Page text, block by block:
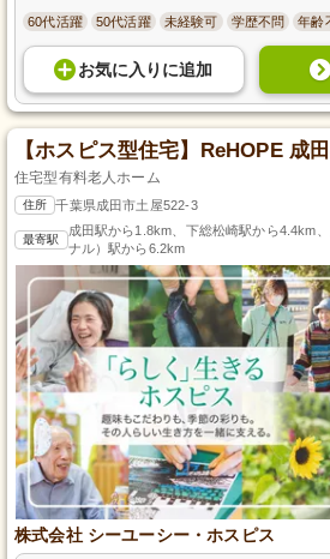
60代活躍 50代活躍 未経験可 学歴不問 年齢
お気に入り に追加
【ホスピス型住宅】ReHOPE 成
住宅型有料老人ホーム
住所 千葉県成田市土屋522-3
最寄駅
成田駅から1.8km、下総松崎駅から4.4km
ナル）駅から6.2km
株式会社 シーユーシー・ホスピス